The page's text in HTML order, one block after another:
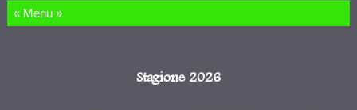
Salta al contenuto
Stagione 2026